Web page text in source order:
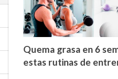
Quema grasa en 6
estas rutinas de